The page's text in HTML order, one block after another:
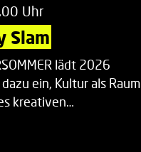
Uhr
Slam
lädt 2026
ein, Kultur als Raum
kreativen…